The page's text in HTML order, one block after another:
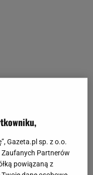
Gazeta.pl sp. z o.o.
Zaufanych Partnerów
powiązaną z